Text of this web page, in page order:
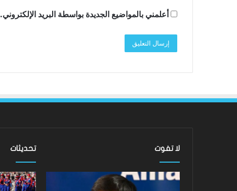
أعلمني بالمواضيع الجديدة بواسطة البريد الإلكتروني.
لا تفوت
ساندرو لقد
عادت
تحديثات